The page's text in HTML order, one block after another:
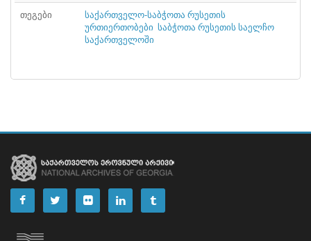
ᲤᲐᲘᲚᲘ 57
ᲤᲐᲘᲚᲘ
ᲤᲐᲘᲚᲘ 60
ᲤᲐᲘᲚᲘ
თეგები
საქართველო-საბჭოთა რუსეთის
ურთიერთობები საბჭოთა რუსეთის საელჩო
საქართველოში